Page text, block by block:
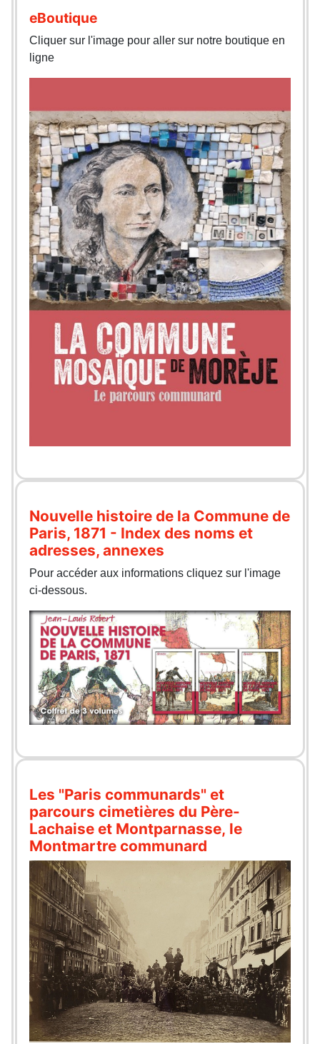
eBoutique
Cliquer sur l'image pour aller sur notre boutique en
ligne
Nouvelle histoire de la Commune de
Paris, 1871 - Index des noms et
adresses, annexes
Pour accéder aux informations cliquez sur l'image
ci-dessous.
Les "Paris communards" et
parcours cimetières du Père-
Lachaise et Montparnasse, le
Montmartre communard